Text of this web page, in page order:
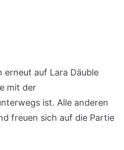
erneut auf Lara Däuble
mit der
ist. Alle anderen
freuen sich auf die Partie